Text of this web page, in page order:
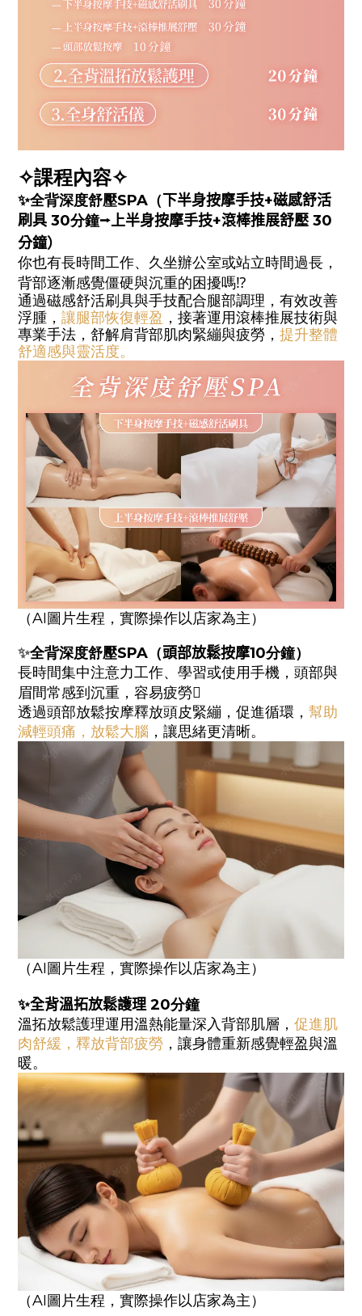
✧課程內容✧
✨全背深度舒壓SPA（下半身按摩手技+磁感舒活
刷具 30分鐘⭢上半身按摩手技+滾棒推展舒壓 30
分鐘）
你也有長時間工作、久坐辦公室或站立時間過長，
背部逐漸感覺僵硬與沉重的困擾嗎⁉️
通過磁感舒活刷具與手技配合腿部調理，有效改善
浮腫， 讓腿部恢復輕盈 ，接著運用滾棒推展技術與
專業手法，舒解肩背部肌肉緊繃與疲勞， 提升整體
舒適感與靈活度。
（AI圖片生程，實際操作以店家為主）
✨全背深度舒壓SPA（頭部放鬆按摩10分鐘）
長時間集中注意力工作、學習或使用手機，頭部與
眉間常感到沉重，容易疲勞🫩
透過頭部放鬆按摩釋放頭皮緊繃，促進循環， 幫助
減輕頭痛，放鬆大腦 ，讓思緒更清晰。
（AI圖片生程，實際操作以店家為主）
✨全背溫拓放鬆護理20分鐘
溫拓放鬆護理運用溫熱能量深入背部肌層， 促進肌
肉舒緩，釋放背部疲勞 ，讓身體重新感覺輕盈與溫
暖。
（AI圖片生程，實際操作以店家為主）